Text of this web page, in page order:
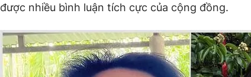
được nhiều bình luận tích cực của cộng đồng.